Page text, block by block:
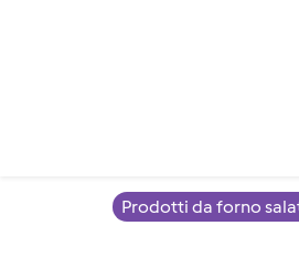
Prodotti da forno